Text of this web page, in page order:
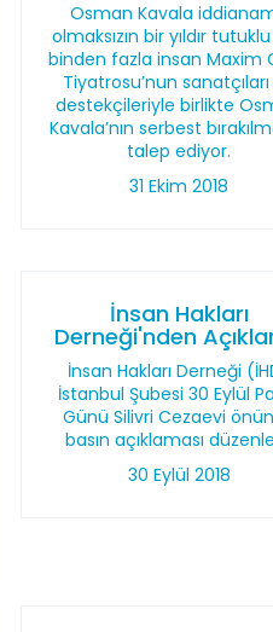
Osman Kavala
olmaksızın bir yıldır tutuklu
binden fazla insan Maxim
Tiyatrosu’nun
destekçileriyle birlikte
Kavala’nın serbest
talep ediyor.
31 Ekim 2018
İnsan Hakları
Derneği'nden
İnsan Hakları Derneği
İstanbul Şubesi 30 Eylül
Günü Silivri Cezaevi
basın açıklaması
30 Eylül 2018